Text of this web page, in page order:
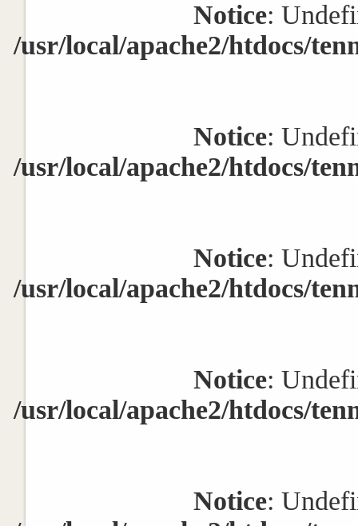
Notice:
/usr/local/apache2/htdocs/
Notice:
/usr/local/apache2/htdocs/
Notice:
/usr/local/apache2/htdocs/
Notice:
/usr/local/apache2/htdocs/
Notice: